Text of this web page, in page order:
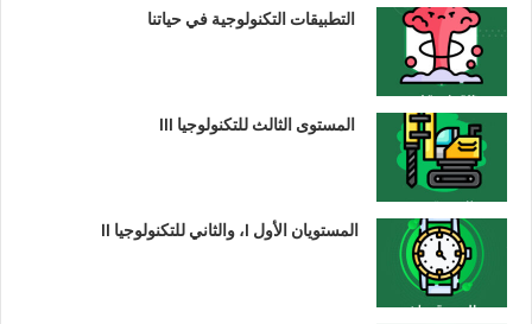
التطبيقات التكنولوجية في حياتنا
المستوى الثالث للتكنولوجيا III
المستويان الأول I، والثاني للتكنولوجيا II